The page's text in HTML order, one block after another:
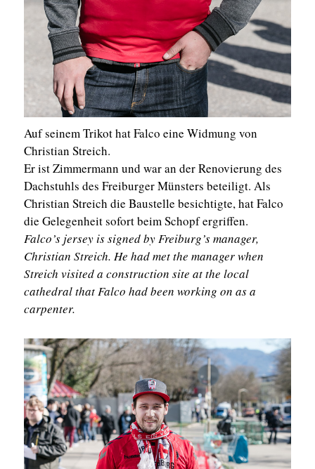
Auf seinem Trikot hat Falco eine Widmung von
Christian Streich.
Er ist Zimmermann und war an der Renovierung des
Dachstuhls des Freiburger Münsters beteiligt. Als
Christian Streich die Baustelle besichtigte, hat Falco
die Gelegenheit sofort beim Schopf ergriffen.
Falco’s jersey is signed by Freiburg’s manager,
Christian Streich. He had met the manager when
Streich visited a construction site at the local
cathedral that Falco had been working on as a
carpenter.